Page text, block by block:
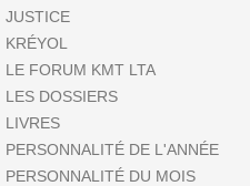
JUSTICE
KRÉYOL
LE FORUM KMT LTA
LES DOSSIERS
LIVRES
PERSONNALITÉ DE L'ANNÉE
PERSONNALITÉ DU MOIS